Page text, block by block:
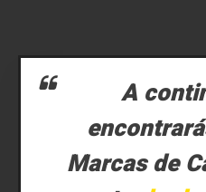
A
Marcas de